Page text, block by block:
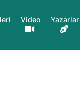
Video Yazarlar